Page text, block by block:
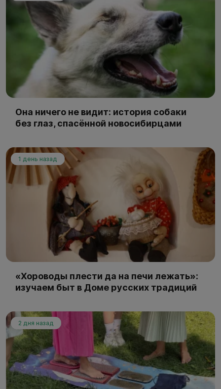
Она ничего не видит: история собаки
без глаз, спасённой новосибирцами
1 день назад
«Хороводы плести да на печи лежать»:
изучаем быт в Доме русских традиций
2 дня назад